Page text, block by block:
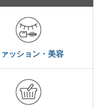
ッション・美容